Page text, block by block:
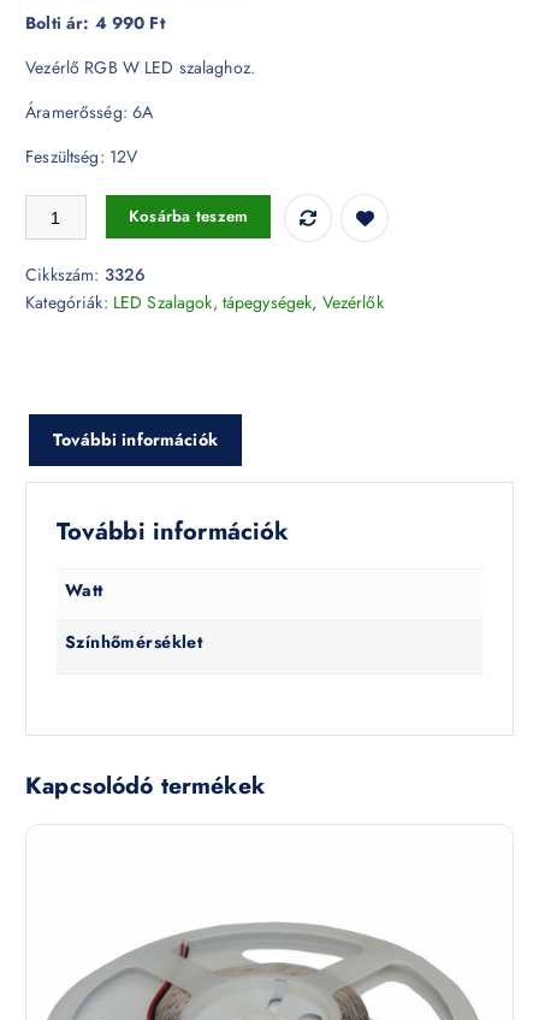
Bolti ár: 4 990 Ft
Vezérlő RGB W LED szalaghoz.
Áramerősség: 6A
Feszültség: 12V
RGB W LED szalaghoz távirányító 3326 mennyiség
Kosárba teszem
Cikkszám: 3326
Kategóriák: LED Szalagok, tápegységek, Vezérlők
További információk
További információk
Watt
Színhőmérséklet
Kapcsolódó termékek